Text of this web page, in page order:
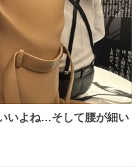
いよね…そして腰が細い